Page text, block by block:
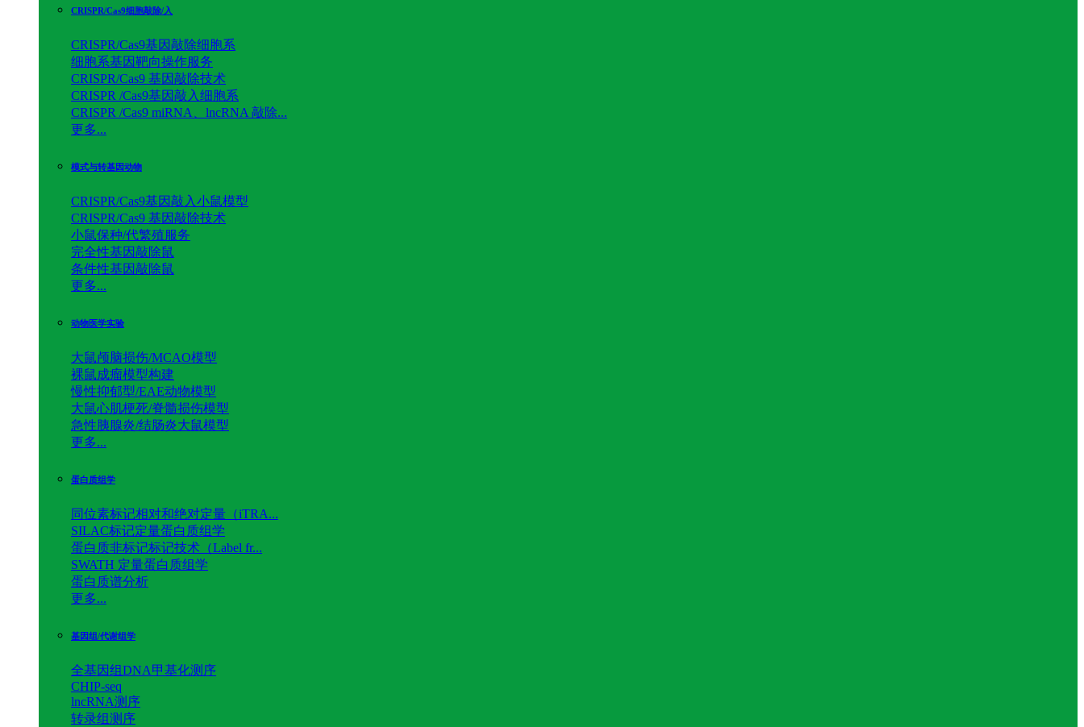
CRISPR/Cas9细胞敲除/入
CRISPR/Cas9基因敲除细胞系
细胞系基因靶向操作服务
CRISPR/Cas9 基因敲除技术
CRISPR /Cas9基因敲入细胞系
CRISPR /Cas9 miRNA、lncRNA 敲除...
更多...
模式与转基因动物
CRISPR/Cas9基因敲入小鼠模型
CRISPR/Cas9 基因敲除技术
小鼠保种/代繁殖服务
完全性基因敲除鼠
条件性基因敲除鼠
更多...
动物医学实验
大鼠颅脑损伤/MCAO模型
裸鼠成瘤模型构建
慢性抑郁型/EAE动物模型
大鼠心肌梗死/脊髓损伤模型
急性胰腺炎/结肠炎大鼠模型
更多...
蛋白质组学
同位素标记相对和绝对定量（iTRA...
SILAC标记定量蛋白质组学
蛋白质非标记标记技术（Label fr...
SWATH 定量蛋白质组学
蛋白质谱分析
更多...
基因组/代谢组学
全基因组DNA甲基化测序
CHIP-seq
lncRNA测序
转录组测序